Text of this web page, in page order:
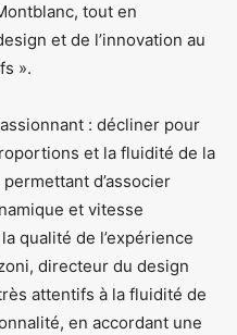
tout en
et de l’innovation au
».
: décliner pour
et la fluidité de la
d’associer
et vitesse
qualité de l’expérience
directeur du design
attentifs à la fluidité de
en accordant une